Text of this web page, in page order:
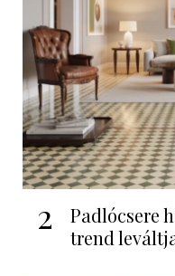
2
Padlócsere
trend